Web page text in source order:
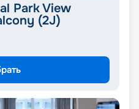
Park View
(2J)